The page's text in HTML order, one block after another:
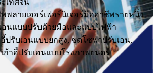
เทศจีน
พลายเออร์เฟอร์นิเจอร์มืออาชีพรายหนึ่ง
อนแบบปรับด้วยมือและแบบไฟฟ้า
อี้ปรับเอนแบบยกสูง, ชุดโซฟาปรับเอน,
ก้าอี้ปรับเอนแบบโรงภาพยนตร์